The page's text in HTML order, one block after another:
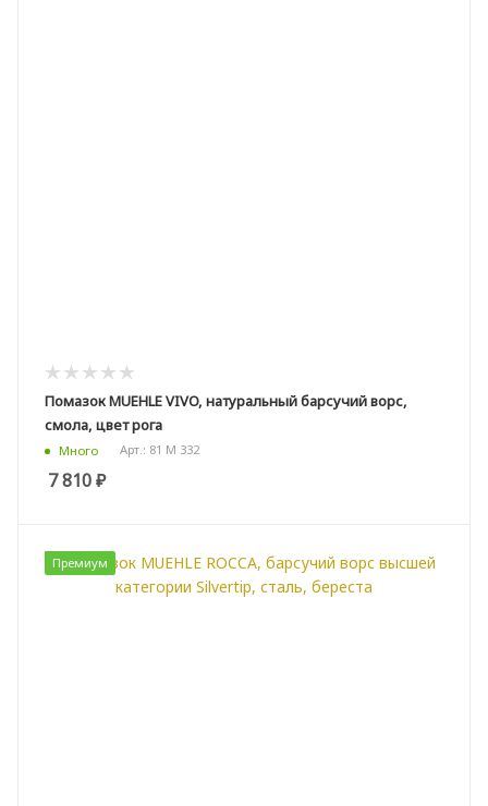
Помазок MUEHLE VIVO, натуральный барсучий ворс,
смола, цвет рога
Много Арт.: 81 M 332
7 810₽
Премиум